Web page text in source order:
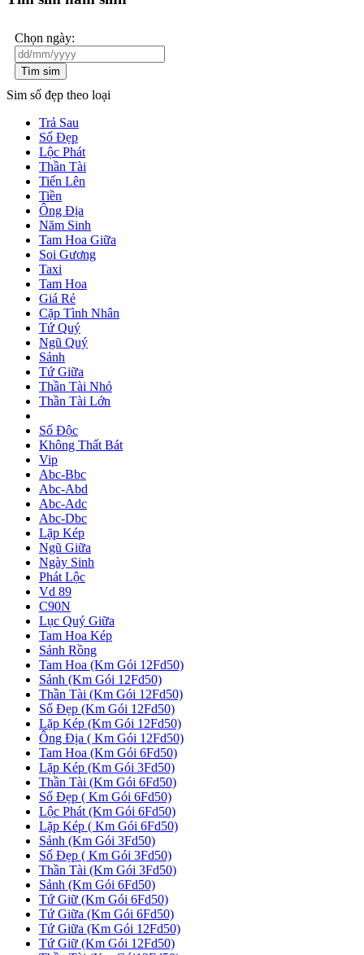
Chọn ngày:
Tìm sim
Sim số đẹp theo loại
Trả Sau
Số Đẹp
Lộc Phát
Thần Tài
Tiến Lên
Tiền
Ông Địa
Năm Sinh
Tam Hoa Giữa
Soi Gương
Taxi
Tam Hoa
Giá Rẻ
Cặp Tình Nhân
Tứ Quý
Ngũ Quý
Sảnh
Tứ Giữa
Thần Tài Nhỏ
Thần Tài Lớn
Số Độc
Không Thất Bát
Vip
Abc-Bbc
Abc-Abd
Abc-Adc
Abc-Dbc
Lặp Kép
Ngũ Giữa
Ngày Sinh
Phát Lộc
Vd 89
C90N
Lục Quý Giữa
Tam Hoa Kép
Sảnh Rồng
Tam Hoa (Km Gói 12Fd50)
Sảnh (Km Gói 12Fd50)
Thần Tài (Km Gói 12Fd50)
Số Đẹp (Km Gói 12Fd50)
Lặp Kép (Km Gói 12Fd50)
Ông Địa ( Km Gói 12Fd50)
Tam Hoa (Km Gói 6Fd50)
Lặp Kép (Km Gói 3Fd50)
Thần Tài (Km Gói 6Fd50)
Số Đẹp ( Km Gói 6Fd50)
Lộc Phát (Km Gói 6Fd50)
Lặp Kép ( Km Gói 6Fd50)
Sảnh (Km Gói 3Fd50)
Số Đẹp ( Km Gói 3Fd50)
Thần Tài (Km Gói 3Fd50)
Sảnh (Km Gói 6Fd50)
Tứ Giữ (Km Gói 6Fd50)
Tứ Giữa (Km Gói 6Fd50)
Tứ Giữa (Km Gói 12Fd50)
Tứ Giữ (Km Gói 12Fd50)